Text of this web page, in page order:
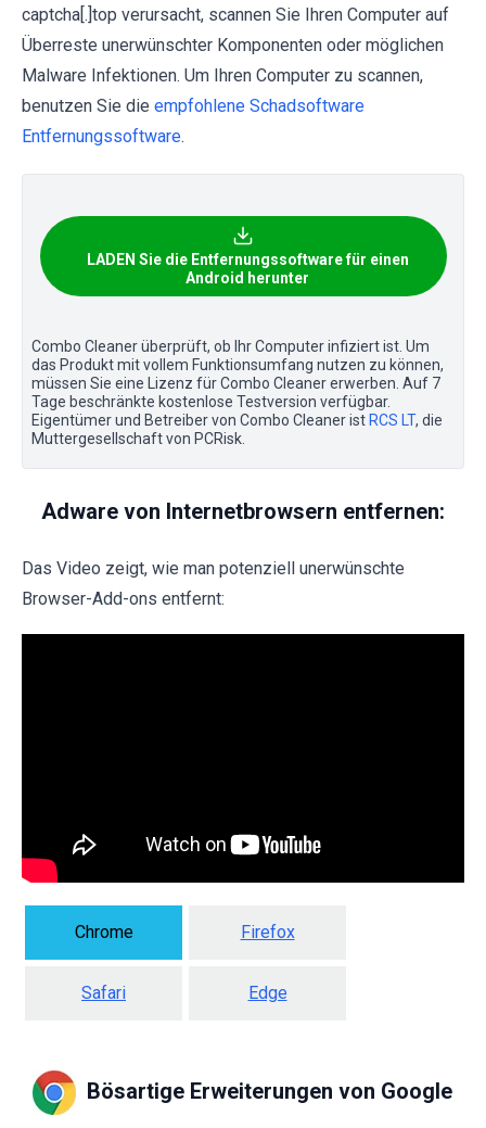
captcha[.]top verursacht, scannen Sie Ihren Computer auf
Überreste unerwünschter Komponenten oder möglichen
Malware Infektionen. Um Ihren Computer zu scannen,
benutzen Sie die empfohlene Schadsoftware
Entfernungssoftware.
LADEN Sie die Entfernungssoftware für einen
Android herunter
Combo Cleaner überprüft, ob Ihr Computer infiziert ist. Um
das Produkt mit vollem Funktionsumfang nutzen zu können,
müssen Sie eine Lizenz für Combo Cleaner erwerben. Auf 7
Tage beschränkte kostenlose Testversion verfügbar.
Eigentümer und Betreiber von Combo Cleaner ist RCS LT, die
Muttergesellschaft von PCRisk.
Adware von Internetbrowsern entfernen:
Das Video zeigt, wie man potenziell unerwünschte
Browser-Add-ons entfernt:
Chrome Firefox
Safari Edge
Bösartige Erweiterungen von Google